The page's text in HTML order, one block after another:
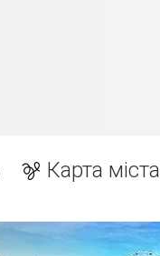
Карта міста